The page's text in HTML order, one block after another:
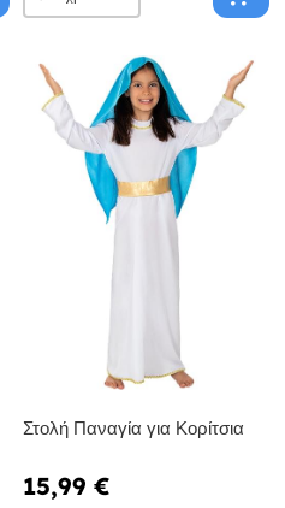
Στολή Παναγία για Κορίτσια
15,99 €